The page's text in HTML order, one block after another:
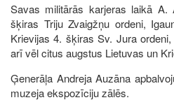
Savas militārās karjeras laikā A.
šķiras Triju Zvaigžņu ordeni,
Krievijas 4. šķiras Sv. Jura
arī vēl citus augstus Lietuvas un
Ģenerāļa Andreja Auzāna
muzeja ekspozīciju zālēs.